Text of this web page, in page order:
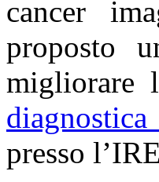
cancer
proposto
migliorare
presso